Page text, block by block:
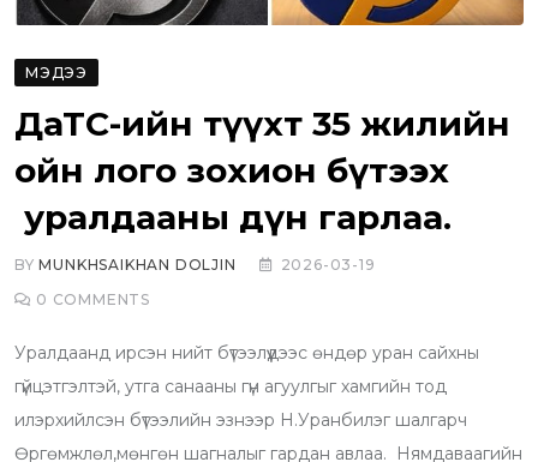
МЭДЭЭ
ДаТС-ийн түүхт 35 жилийн
ойн лого зохион бүтээх
уралдааны дүн гарлаа.
BYMUNKHSAIKHAN DOLJIN
2026-03-19
0 COMMENTS
Уралдаанд ирсэн нийт бүтээлүүдээс өндөр уран сайхны
гүйцэтгэлтэй, утга санааны гүн агуулгыг хамгийн тод
илэрхийлсэн бүтээлийн эзнээр Н.Уранбилэг шалгарч
Өргөмжлөл,мөнгөн шагналыг гардан авлаа. Нямдаваагийн